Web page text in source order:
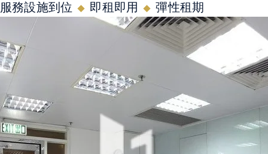
服務設施到位 ◆ 即租即用 ◆ 彈性租期